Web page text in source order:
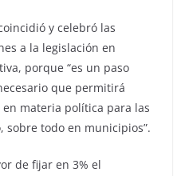
y celebró las
a la legislación en
porque “es un paso
que permitirá
materia política para las
sobre todo en municipios”.
de fijar en 3% el